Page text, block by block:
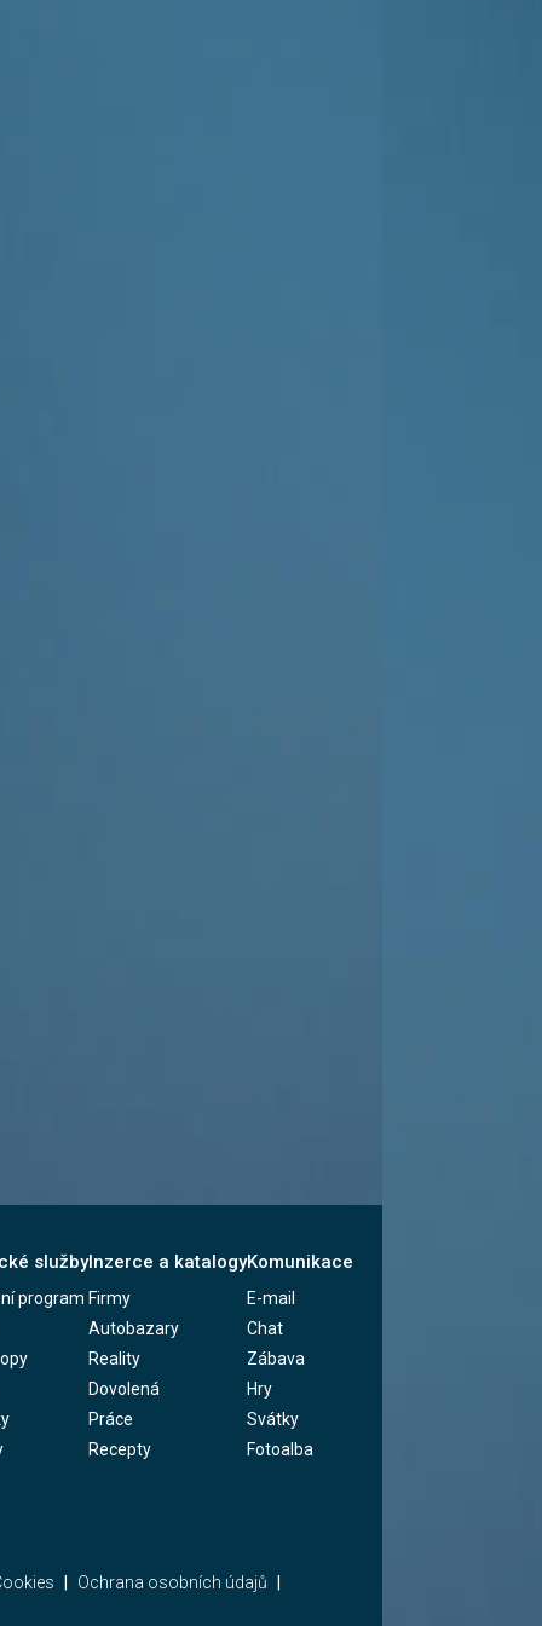
služby
program
Inzerce a katalogy
Firmy
Autobazary
Reality
Dovolená
Práce
Recepty
Komunikace
E-mail
Chat
Zábava
Hry
Svátky
Fotoalba
Ochrana osobních údajů